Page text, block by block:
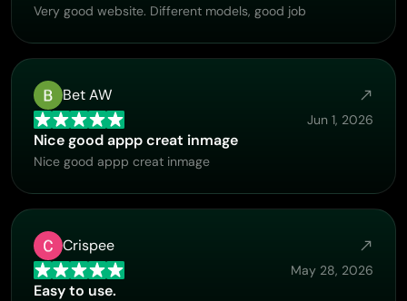
Very good website. Different models, good job
Bet AW
Jun 1, 2026
Nice good appp creat inmage
Nice good appp creat inmage
Crispee
May 28, 2026
Easy to use.